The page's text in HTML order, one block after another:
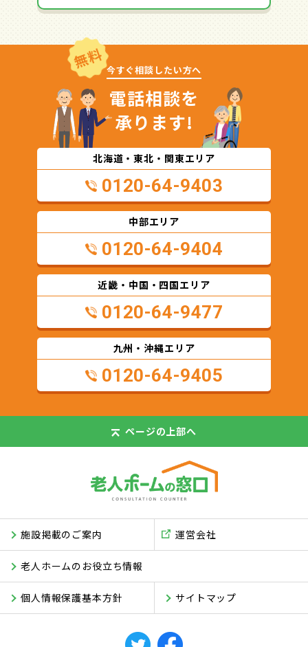
無料 今すぐ相談したい方へ
電話相談を
承ります!
北海道・東北・関東エリア
0120-64-9403
中部エリア
0120-64-9404
近畿・中国・四国エリア
0120-64-9477
九州・沖縄エリア
0120-64-9405
ページの上部へ
施設掲載のご案内
老人ホームのお役立ち情報
サイトマップ
運営会社
個人情報保護基本方針